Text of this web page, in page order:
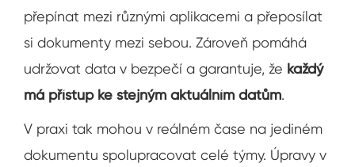
přepínat mezi různými aplikacemi a přeposílat
si dokumenty mezi sebou. Zároveň pomáhá
udržovat data v bezpečí a garantuje, že každý
má přístup ke stejným aktuálním datům.
V praxi tak mohou v reálném čase na jediném
dokumentu spolupracovat celé týmy. Úpravy v